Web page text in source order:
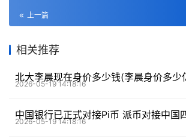
上一篇
相关推荐
北大李晨现在身价多少钱(李晨身价多少
2026-05-19 14:18:16
中国银行已正式对接Pi币 派币对接中国
2026-05-19 14:18:16